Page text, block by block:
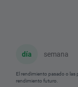
día semana
El rendimiento pasado o
rendimiento futuro.